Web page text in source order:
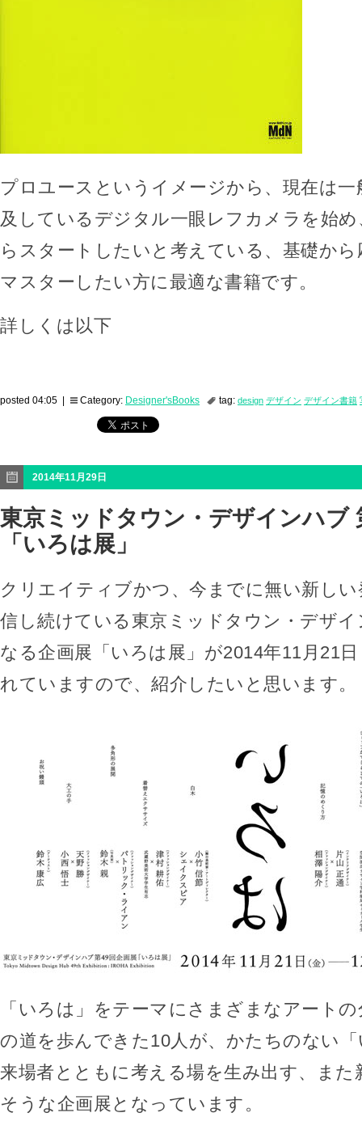
プロユースというイメージから、現在は一
及しているデジタル一眼レフカメラを始
らスタートしたいと考えている、基礎か
マスターしたい方に最適な書籍です。
詳しくは以下
posted 04:05 | Category: Designer'sBooks tag: design デザイン デザイン書籍
2014年11月29日
東京ミッドタウン・デザインハブ
「いろは展」
クリエイティブかつ、今までに無い新し
信し続けている東京ミッドタウン・デザ
なる企画展「いろは展」が2014年11月21
れていますので、紹介したいと思います。
「いろは」をテーマにさまざまなアート
の道を歩んできた10人が、かたちのない
来場者とともに考える場を生み出す、また
そうな企画展となっています。